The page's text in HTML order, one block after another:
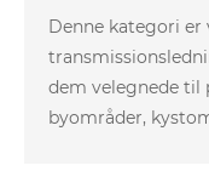
Denne kategori er
dem velegnede til
byområder,